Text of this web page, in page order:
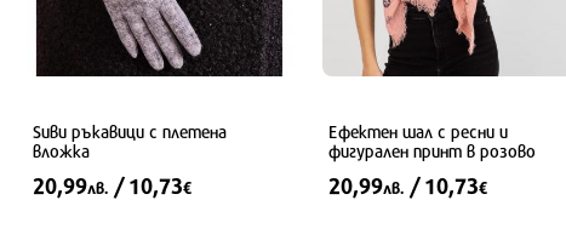
Sиви ръкавици с плетена
вложка
20,99лв. / 10,73€
Ефектен шал с ресни и
фигурален принт в розово
20,99лв. / 10,73€